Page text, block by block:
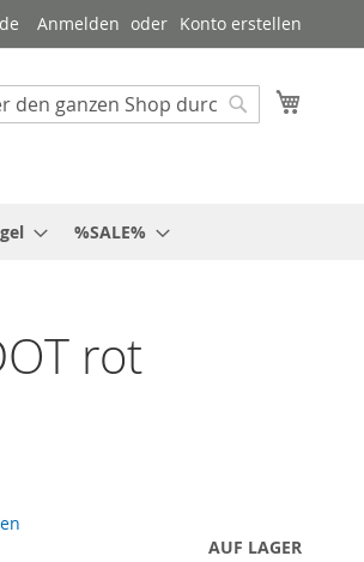
Anmelden Konto erstellen
%SALE%
rot
AUF LAGER